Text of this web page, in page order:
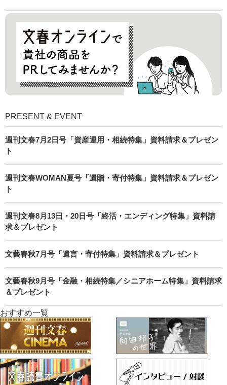
PRESENT & EVENT
週刊文春7月2日号「資産運用・相続特集」資料請求＆プレゼン
ト
週刊文春WOMAN夏号「遺贈・寄付特集」資料請求＆プレゼン
ト
週刊文春8月13日・20日号「終活・エンディング特集」資料請
求＆プレゼント
文藝春秋7月号「遺言・寄付特集」資料請求＆プレゼント
文藝春秋9月号「金融・相続特集／シニアホーム特集」資料請求
＆プレゼント
おすすめ一覧